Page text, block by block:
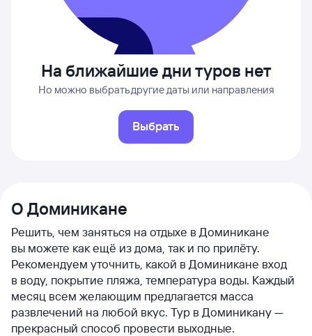
На ближайшие дни туров нет
Но можно выбрать другие даты или направления
Выбрать
О Доминикане
Решить, чем заняться на отдыхе в Доминикане
вы можете как ещё из дома, так и по прилёту.
Рекомендуем уточнить, какой в Доминикане вход
в воду, покрытие пляжа, температура воды. Каждый
месяц всем желающим предлагается масса
развлечений на любой вкус. Тур в Доминикану —
прекрасный способ провести выходные.